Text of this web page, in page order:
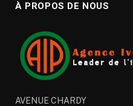
À PROPOS DE NOUS
AVENUE CHARDY